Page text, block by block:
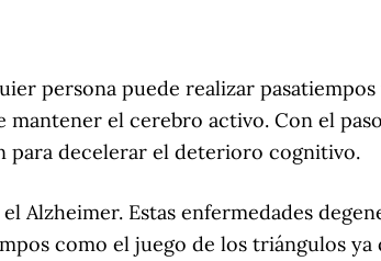
persona puede realizar
el cerebro activo. Con el
para decelerar el deterioro cognitivo.
Estas enfermedades
como el juego de los triángulos ya